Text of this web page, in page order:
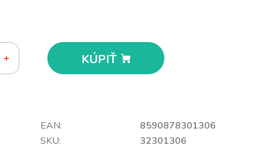
KÚPIŤ
EAN:
8590878301306
SKU:
32301306